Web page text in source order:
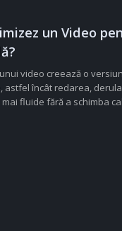
un Video
video creează o
astfel încât redarea,
fluide fără a schimba